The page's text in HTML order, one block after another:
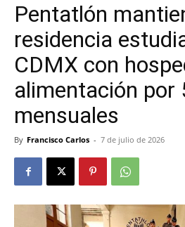
Pentatlón
residencia
CDMX con
alimentación por
mensuales
By Francisco Carlos - 7 de julio de 2026